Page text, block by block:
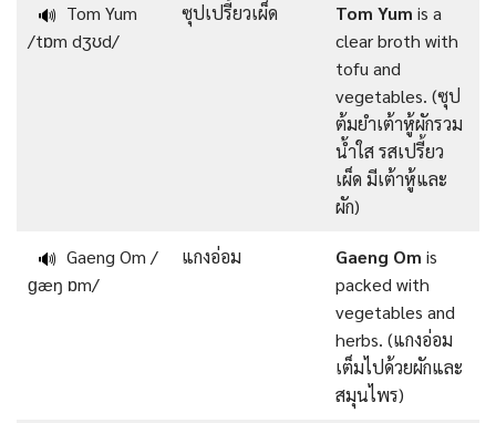
🔊 Tom Yum
/tɒm dʒʊd/
ซุปเปรี้ยวเผ็ด Tom Yum is a
clear broth with
tofu and
vegetables. (ซุป
ต้มยำเต้าหู้ผักรวม
น้ำใส รสเปรี้ยว
เผ็ด มีเต้าหู้และ
ผัก)
🔊 Gaeng Om /
ɡæŋ ɒm/
แกงอ่อม Gaeng Om is
packed with
vegetables and
herbs. (แกงอ่อม
เต็มไปด้วยผักและ
สมุนไพร)